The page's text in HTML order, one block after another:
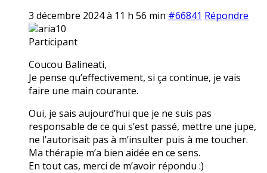
3 décembre 2024 à 11 h 56 min #66841 Répondre
aria10
Participant
Coucou Balineati,
Je pense qu’effectivement, si ça continue, je vais
faire une main courante.
Oui, je sais aujourd’hui que je ne suis pas
responsable de ce qui s’est passé, mettre une jupe,
ne l’autorisait pas à m’insulter puis à me toucher.
Ma thérapie m’a bien aidée en ce sens.
En tout cas, merci de m’avoir répondu :)